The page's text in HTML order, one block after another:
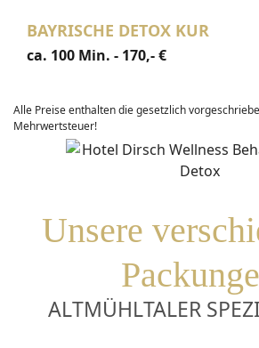
BAYRISCHE DETOX KUR
ca. 100 Min. - 170,- €
Alle Preise enthalten die gesetzlich
Mehrwertsteuer!
Unsere
ALTMÜHLTALER